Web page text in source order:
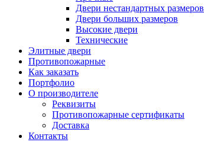
Двери нестандартных размеров
Двери больших размеров
Высокие двери
Технические
Элитные двери
Противопожарные
Как заказать
Портфолио
О производителе
Реквизиты
Противопожарные сертификаты
Доставка
Контакты